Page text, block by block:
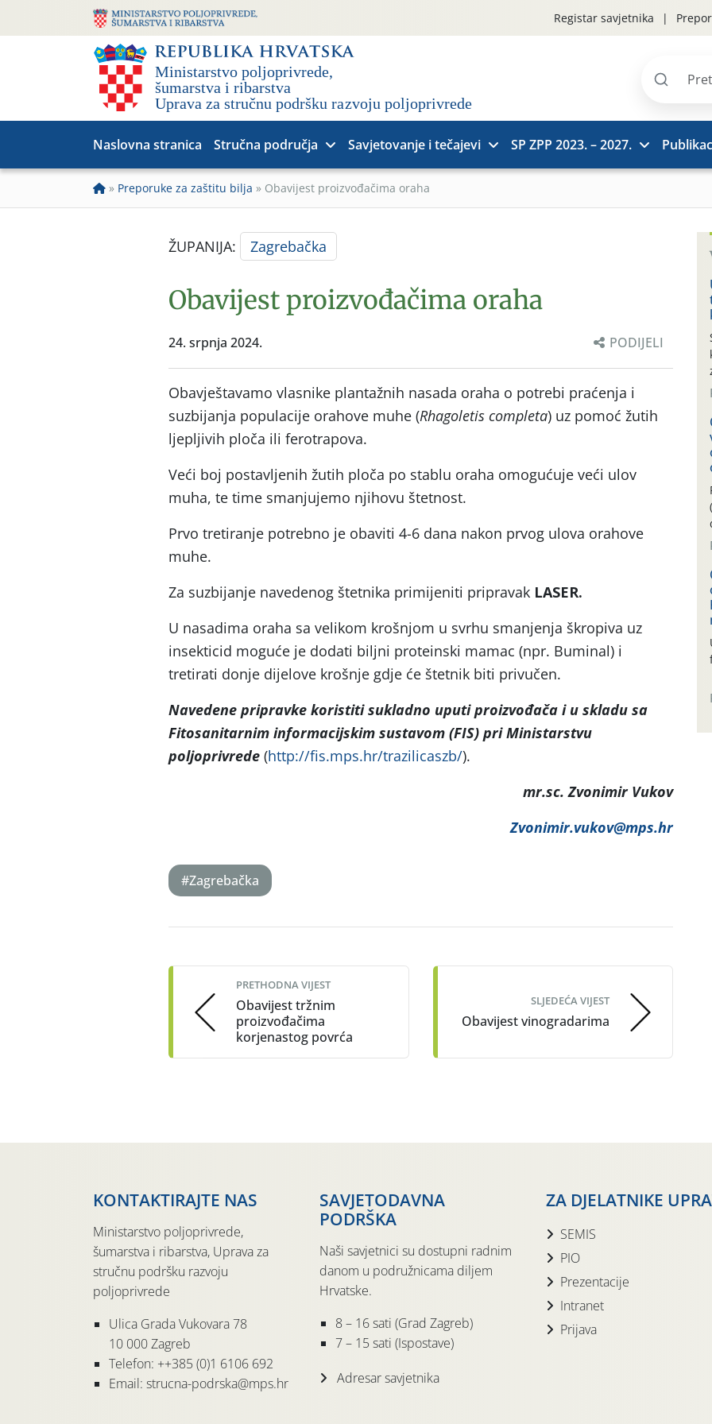
Registar savjetnika
Pretraži
Naslovna stranica Stručna područja Savjetovanje i tečajevi SP ZPP 2023. – 2027.
» Preporuke za zaštitu bilja » Obavijest proizvođačima oraha
ŽUPANIJA: Zagrebačka
Obavijest proizvođačima oraha
24. srpnja 2024. PODIJELI
Obavještavamo vlasnike plantažnih nasada oraha o potrebi praćenja i
suzbijanja populacije orahove muhe (Rhagoletis completa) uz pomoć žutih
ljepljivih ploča ili ferotrapova.
Veći boj postavljenih žutih ploča po stablu oraha omogućuje veći ulov
muha, te time smanjujemo njihovu štetnost.
Prvo tretiranje potrebno je obaviti 4-6 dana nakon prvog ulova orahove
muhe.
Za suzbijanje navedenog štetnika primijeniti pripravak LASER.
U nasadima oraha sa velikom krošnjom u svrhu smanjenja škropiva uz
insekticid moguće je dodati biljni proteinski mamac (npr. Buminal) i
tretirati donje dijelove krošnje gdje će štetnik biti privučen.
Navedene pripravke koristiti sukladno uputi proizvođača i u skladu sa
Fitosanitarnim informacijskim sustavom (FIS) pri Ministarstvu
poljoprivrede (http://fis.mps.hr/trazilicaszb/).
mr.sc. Zvonimir Vukov
Zvonimir.vukov@mps.hr
#Zagrebačka
navigation
PRETHODNA VIJEST
Obavijest tržnim
proizvođačima
korjenastog povrća
SLJEDEĆA VIJEST
Obavijest vinogradarima
KONTAKTIRAJTE NAS
Ministarstvo poljoprivrede,
šumarstva i ribarstva, Uprava za
stručnu podršku razvoju
poljoprivrede
Ulica Grada Vukovara 78
10 000 Zagreb
Telefon: ++385 (0)1 6106 692
Email: strucna-podrska@mps.hr
SAVJETODAVNA
PODRŠKA
Naši savjetnici su dostupni radnim
danom u podružnicama diljem
Hrvatske.
8 – 16 sati (Grad Zagreb)
7 – 15 sati (Ispostave)
Adresar savjetnika
ZA DJELATNIKE
SEMIS
PIO
Prezentacije
Intranet
Prijava